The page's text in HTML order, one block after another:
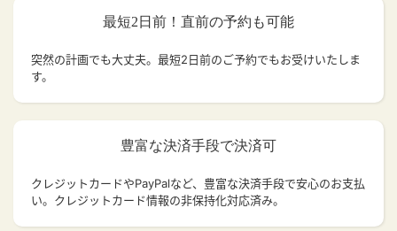
最短2日前！直前の予約も可能
突然の計画でも大丈夫。 最短2日前のご予約でもお受けいたしま
す。
豊富な決済手段で決済可
クレジットカードやPayPalなど、豊富な決済手段で安心のお支払
い。クレジットカード情報の非保持化対応済み。